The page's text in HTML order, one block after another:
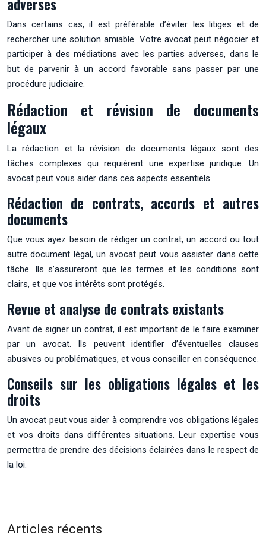
Dans certains cas, il est préférable d’éviter les litiges et de
rechercher une solution amiable. Votre avocat peut négocier et
participer à des médiations avec les parties adverses, dans le
but de parvenir à un accord favorable sans passer par une
procédure judiciaire.
Rédaction et révision de documents
légaux
La rédaction et la révision de documents légaux sont des
tâches complexes qui requièrent une expertise juridique. Un
avocat peut vous aider dans ces aspects essentiels.
Rédaction de contrats, accords et autres
documents
Que vous ayez besoin de rédiger un contrat, un accord ou tout
autre document légal, un avocat peut vous assister dans cette
tâche. Ils s’assureront que les termes et les conditions sont
clairs, et que vos intérêts sont protégés.
Revue et analyse de contrats existants
Avant de signer un contrat, il est important de le faire examiner
par un avocat. Ils peuvent identifier d’éventuelles clauses
abusives ou problématiques, et vous conseiller en conséquence.
Conseils sur les obligations légales et les
droits
Un avocat peut vous aider à comprendre vos obligations légales
et vos droits dans différentes situations. Leur expertise vous
permettra de prendre des décisions éclairées dans le respect de
la loi.
Articles récents